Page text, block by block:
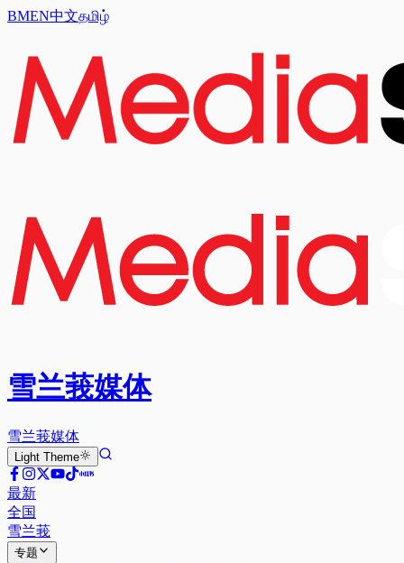
BMEN中文தமிழ்
雪兰莪媒体
雪兰莪媒体
Light Theme
最新
全国
雪兰莪
专题